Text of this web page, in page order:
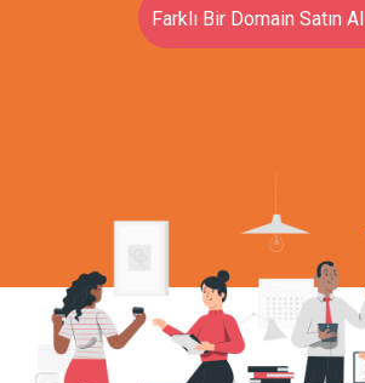
Farklı Bir Domain Satın Al